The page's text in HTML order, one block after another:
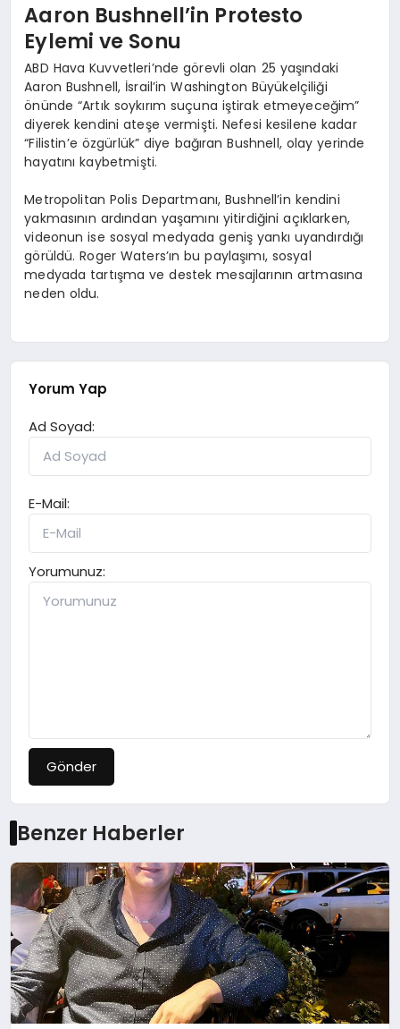
Aaron Bushnell’in Protesto
Eylemi ve Sonu
ABD Hava Kuvvetleri’nde görevli olan 25 yaşındaki
Aaron Bushnell, İsrail’in Washington Büyükelçiliği
önünde “Artık soykırım suçuna iştirak etmeyeceğim”
diyerek kendini ateşe vermişti. Nefesi kesilene kadar
“Filistin’e özgürlük” diye bağıran Bushnell, olay yerinde
hayatını kaybetmişti.
Metropolitan Polis Departmanı, Bushnell’in kendini
yakmasının ardından yaşamını yitirdiğini açıklarken,
videonun ise sosyal medyada geniş yankı uyandırdığı
görüldü. Roger Waters’ın bu paylaşımı, sosyal
medyada tartışma ve destek mesajlarının artmasına
neden oldu.
Yorum Yap
Ad Soyad:
E-Mail:
Yorumunuz:
Gönder
Benzer Haberler